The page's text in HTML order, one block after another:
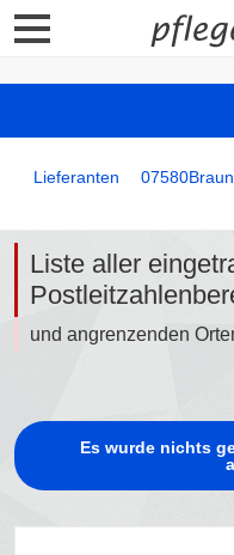
Lieferanten 07580
Liste aller
und angrenzenden
Es wurde nichts